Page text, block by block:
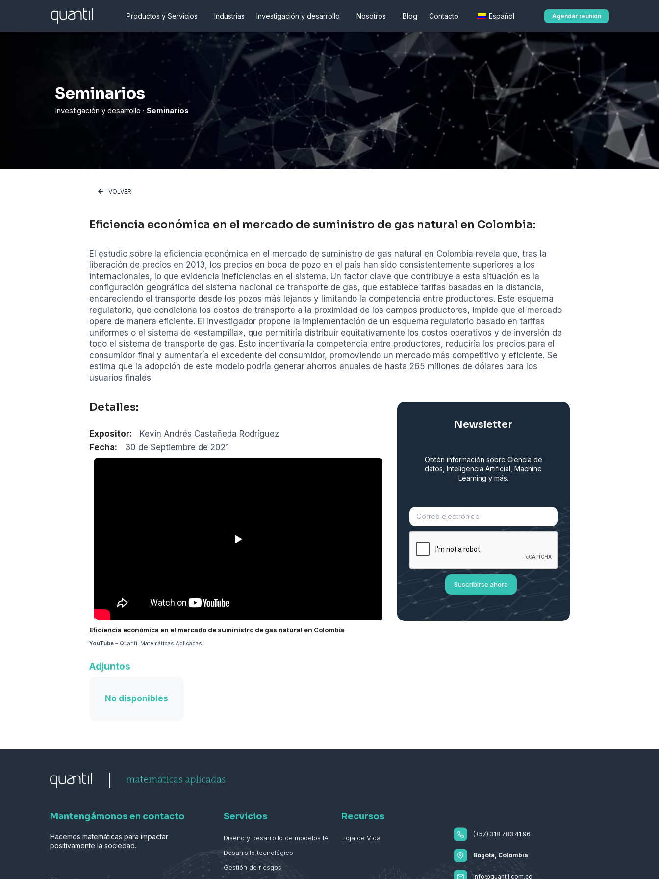
Productos y Servicios Industrias Investigación y desarrollo Nosotros Blog Contacto Español Agendar reunión
Seminarios
Investigación y desarrollo · Seminarios
VOLVER
Eficiencia económica en el mercado de suministro de gas natural en Colombia:
El estudio sobre la eficiencia económica en el mercado de suministro de gas natural en Colombia revela que, tras la
liberación de precios en 2013, los precios en boca de pozo en el país han sido consistentemente superiores a los
internacionales, lo que evidencia ineficiencias en el sistema. Un factor clave que contribuye a esta situación es la
configuración geográfica del sistema nacional de transporte de gas, que establece tarifas basadas en la distancia,
encareciendo el transporte desde los pozos más lejanos y limitando la competencia entre productores. Este esquema
regulatorio, que condiciona los costos de transporte a la proximidad de los campos productores, impide que el mercado
opere de manera eficiente. El investigador propone la implementación de un esquema regulatorio basado en tarifas
uniformes o el sistema de «estampilla», que permitiría distribuir equitativamente los costos operativos y de inversión de
todo el sistema de transporte de gas. Esto incentivaría la competencia entre productores, reduciría los precios para el
consumidor final y aumentaría el excedente del consumidor, promoviendo un mercado más competitivo y eficiente. Se
estima que la adopción de este modelo podría generar ahorros anuales de hasta 265 millones de dólares para los
usuarios finales.
Detalles:
Expositor:
Kevin Andrés Castañeda Rodríguez
Fecha:
30 de Septiembre de 2021
Eficiencia económica en el mercado de suministro de gas natural en Colombia
YouTube – Quantil Matemáticas Aplicadas
Adjuntos
No disponibles
Newsletter
Obtén información sobre Ciencia de
datos, Inteligencia Artificial, Machine
Learning y más.
Suscribirse ahora
Mantengámonos en contacto
Hacemos matemáticas para impactar
positivamente la sociedad.
Servicios
Diseño y desarrollo de modelos IA
Desarrollo tecnológico
Gestión de riesgos
Recursos
Hoja de Vida (+57) 318 783 41 96
Bogotá, Colombia
info@quantil.com.co